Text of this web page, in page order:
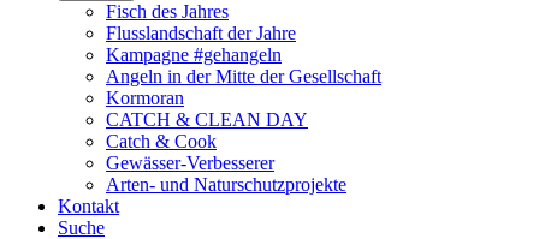
Fisch des Jahres
Flusslandschaft der Jahre
Kampagne #gehangeln
Angeln in der Mitte der Gesellschaft
Kormoran
CATCH & CLEAN DAY
Catch & Cook
Gewässer-Verbesserer
Arten- und Naturschutzprojekte
Kontakt
Suche